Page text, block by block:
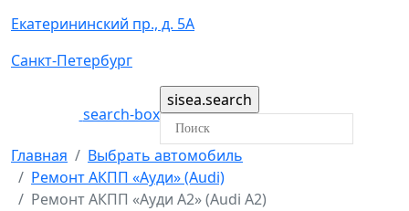
Екатерининский пр., д. 5А
Санкт-Петербург
search-box
Главная
Выбрать автомобиль
Ремонт АКПП «Ауди» (Audi)
Ремонт АКПП «Ауди А2» (Audi A2)